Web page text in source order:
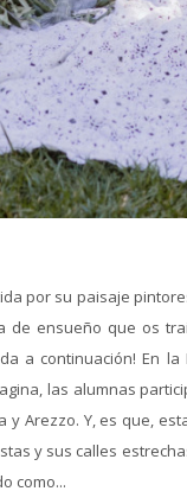
por su paisaje
de ensueño que os
a continuación! En
las alumnas
y Arezzo. Y, es que,
y sus calles
como...